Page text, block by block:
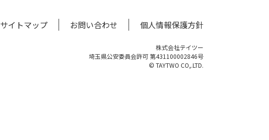
サイトマップ お問い合わせ 個人情報保護方針
株式会社テイツー
埼玉県公安委員会許可 第431100002846号
© TAYTWO CO,.LTD.